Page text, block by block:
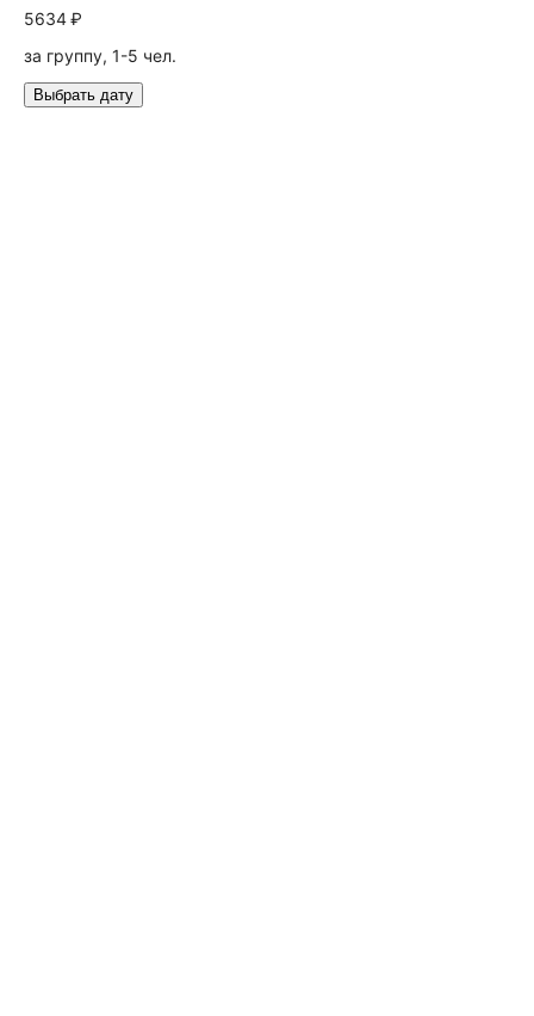
5634 ₽
за группу, 1-5 чел.
Выбрать дату